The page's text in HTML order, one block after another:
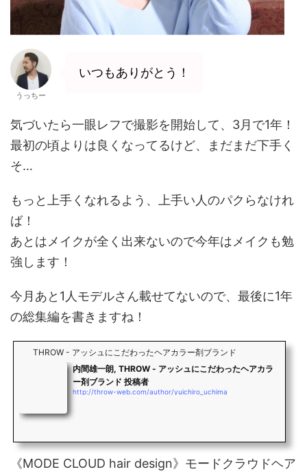
うっちー
いつもありがとう！
気づいたら一眼レフで撮影を開始して、3月で1年！
最初の頃よりは良くなってるけど、まだまだ下手く
そ…
もっと上手くなれるよう、上手い人のパクらなけれ
ば！
あとはメイクが全く出来ないので今年はメイクも勉
強します！
今月あと1人モデルさん載せてないので、最後に1年
の総集編を書きますね！
THROW - アッシュにこだわったヘアカラー剤ブランド
内間雄一朗, THROW - アッシュにこだわったヘアカラ
ー剤ブランド 投稿者
http://throw-web.com/author/yuichiro_uchima
《MODE CLOUD hair design》モードクラウドヘア